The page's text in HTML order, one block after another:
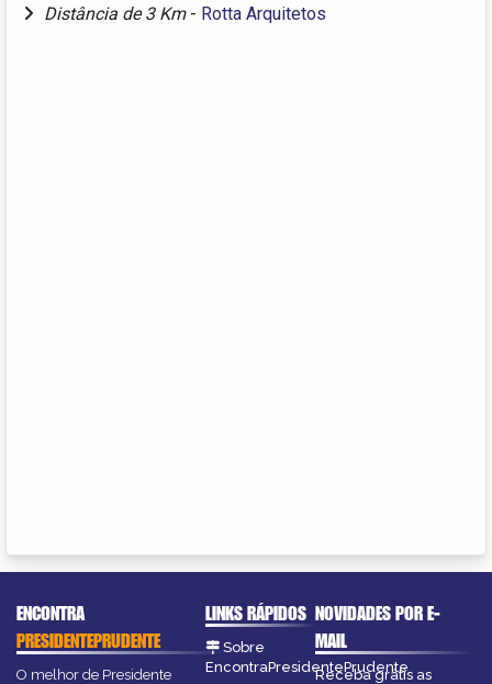
Distância de 3 Km - Rotta Arquitetos
ENCONTRA
PRESIDENTEPRUDENTE
O melhor de Presidente
LINKS RÁPIDOS
Sobre
EncontraPresidentePrudente
NOVIDADES POR E-
MAIL
Receba grátis as